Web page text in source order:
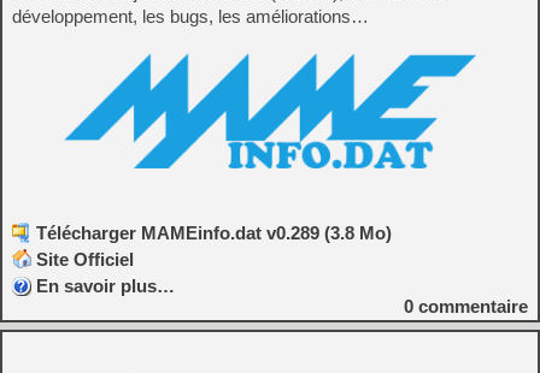
développement, les bugs, les améliorations…
Télécharger MAMEinfo.dat v0.289 (3.8 Mo)
Site Officiel
En savoir plus…
0 commentaire